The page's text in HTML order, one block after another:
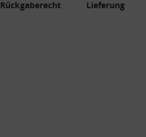
Rückgaberecht
Lieferung